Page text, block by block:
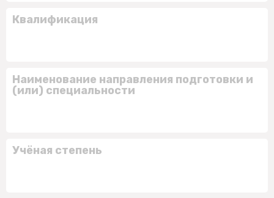
Квалификация
Наименование направления подготовки и
(или) специальности
Учёная степень